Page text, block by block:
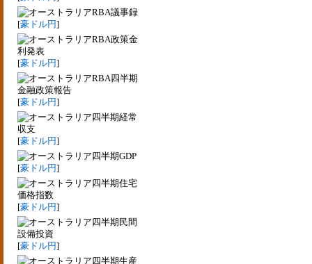
RBA議事録
[豪ドル円]
RBA政策金
利発表
[豪ドル円]
RBA四半期
金融政策報告
[豪ドル円]
四半期経常
収支
[豪ドル円]
四半期GDP
[豪ドル円]
四半期住宅
価格指数
[豪ドル円]
四半期民間
設備投資
[豪ドル円]
四半期生産